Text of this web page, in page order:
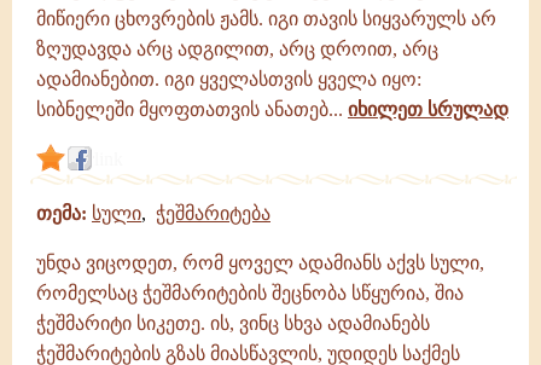
მიწიერი ცხოვრების ჟამს. იგი თავის სიყვარულს არ
ზღუდავდა არც ადგილით, არც დროით, არც
ადამიანებით. იგი ყველასთვის ყველა იყო:
სიბნელეში მყოფთათვის ანათებ... იხილეთ სრულად
თემა: სული, ჭეშმარიტება
უნდა ვიცოდეთ, რომ ყოველ ადამიანს აქვს სული,
რომელსაც ჭეშმარიტების შეცნობა სწყურია, შია
ჭეშმარიტი სიკეთე. ის, ვინც სხვა ადამიანებს
ჭეშმარიტების გზას მიასწავლის, უდიდეს საქმეს